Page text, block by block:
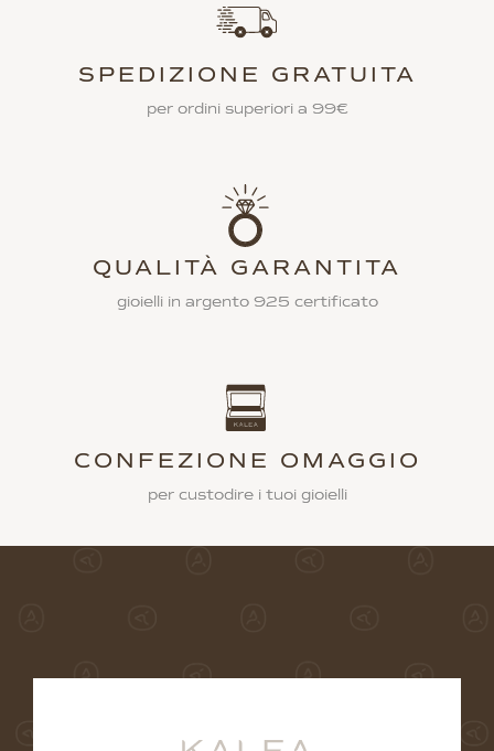
SPEDIZIONE GRATUITA
per ordini superiori a 99€
QUALITÀ GARANTITA
gioielli in argento 925 certificato
CONFEZIONE OMAGGIO
per custodire i tuoi gioielli